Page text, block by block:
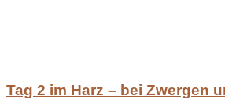
Tag 2 im Harz – bei Zwergen